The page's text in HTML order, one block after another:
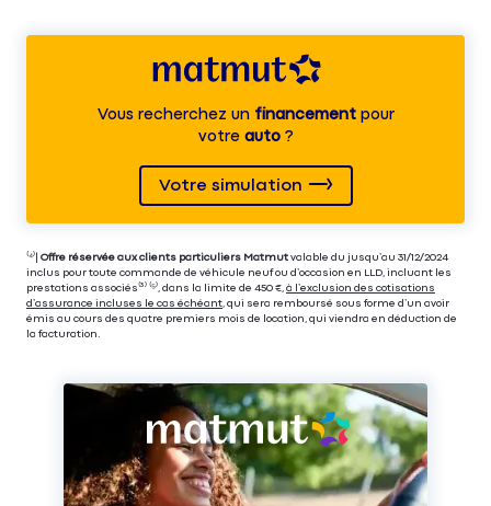
Vous recherchez unfinancementpour
votre auto?
Votre simulation
⁽⁴⁾| Offre réservée aux clients particuliers Matmut valable du jusqu’au 31/12/2024
inclus pour toute commande de véhicule neuf ou d’occasion en LLD, incluant les
prestations associés⁽³⁾ ⁽⁵⁾, dans la limite de 450 €, à l’exclusion des cotisations
d’assurance incluses le cas échéant , qui sera remboursé sous forme d’un avoir
émis au cours des quatre premiers mois de location, qui viendra en déduction de
la facturation.